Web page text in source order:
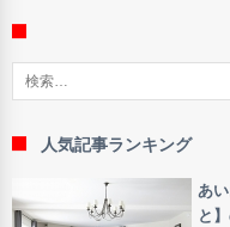
検索:
人気記事ランキング
あ
と